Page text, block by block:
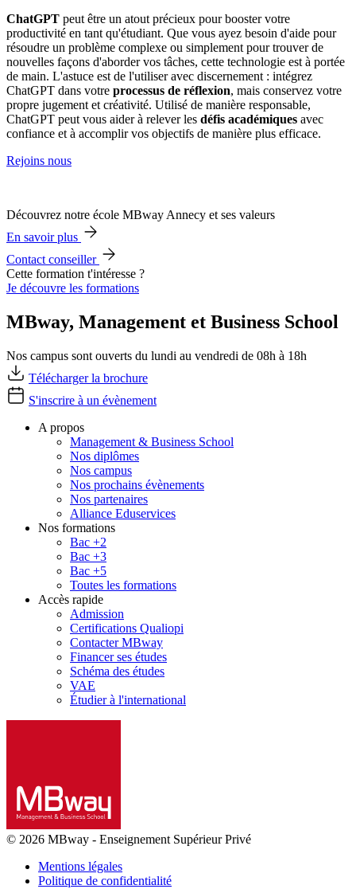
ChatGPT peut être un atout précieux pour booster votre
productivité en tant qu'étudiant. Que vous ayez besoin d'aide pour
résoudre un problème complexe ou simplement pour trouver de
nouvelles façons d'aborder vos tâches, cette technologie est à portée
de main. L'astuce est de l'utiliser avec discernement : intégrez
ChatGPT dans votre processus de réflexion, mais conservez votre
propre jugement et créativité. Utilisé de manière responsable,
ChatGPT peut vous aider à relever les défis académiques avec
confiance et à accomplir vos objectifs de manière plus efficace.
Rejoins nous
Découvrez notre école MBway Annecy et ses valeurs
En savoir plus
Contact conseiller
Cette formation t'intéresse ?
Je découvre les formations
MBway, Management et Business School
Nos campus sont ouverts du lundi au vendredi de 08h à 18h
Télécharger la brochure
S'inscrire à un évènement
A propos
Management & Business School
Nos diplômes
Nos campus
Nos prochains évènements
Nos partenaires
Alliance Eduservices
Nos formations
Bac +2
Bac +3
Bac +5
Toutes les formations
Accès rapide
Admission
Certifications Qualiopi
Contacter MBway
Financer ses études
Schéma des études
VAE
Étudier à l'international
© 2026 MBway - Enseignement Supérieur Privé
Mentions légales
Politique de confidentialité